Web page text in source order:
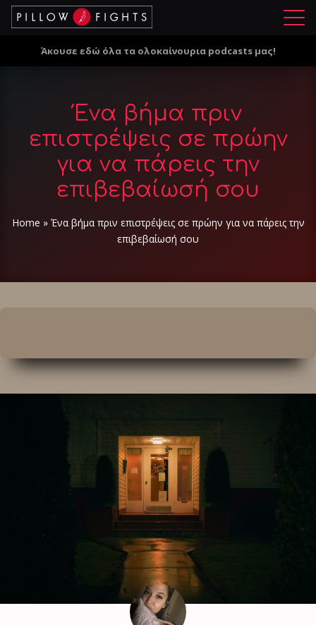
Μ
ο
Άκουσε εδώ όλα τα ολοκαίνουρια podcasts μας!
Ένα βήμα πριν
επιστρέψεις σε πρώην
για να πάρεις την
επιβεβαίωσή σου
Home » Ένα βήμα πριν επιστρέψεις σε πρώην για να πάρεις την
επιβεβαίωσή σου